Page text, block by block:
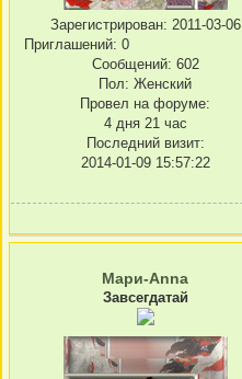
Зарегистрирован: 2011-03-06
Приглашений: 0
Сообщений: 602
Пол: Женский
Провел на форуме:
4 дня 21 час
Последний визит:
2014-01-09 15:57:22
Мари-Anna
Завсегдатай